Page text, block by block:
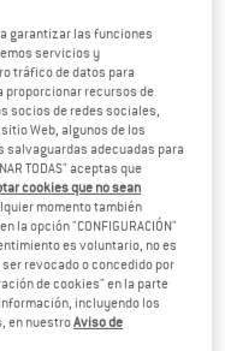
garantizar las funciones
servicios y
tráfico de datos para
proporcionar recursos de
socios de redes sociales,
Web, algunos de los
salvaguardas adecuadas para
TODAS" aceptas que
cookies que no sean
momento también
opción "CONFIGURACIÓN"
es voluntario, no es
revocado o concedido por
de cookies" en la parte
incluyendo los
en nuestroAviso de